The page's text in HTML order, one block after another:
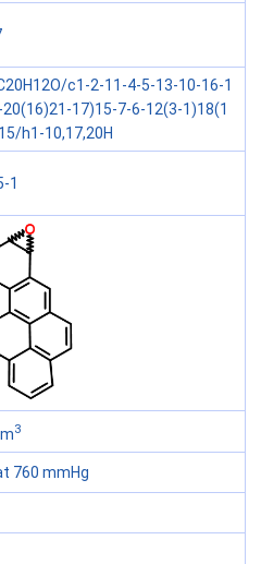
c1-2-11-4-5-13-10-16-1
17)15-7-6-12(3-1)18(1
h1-10,17,20H
1
3
760 mmHg